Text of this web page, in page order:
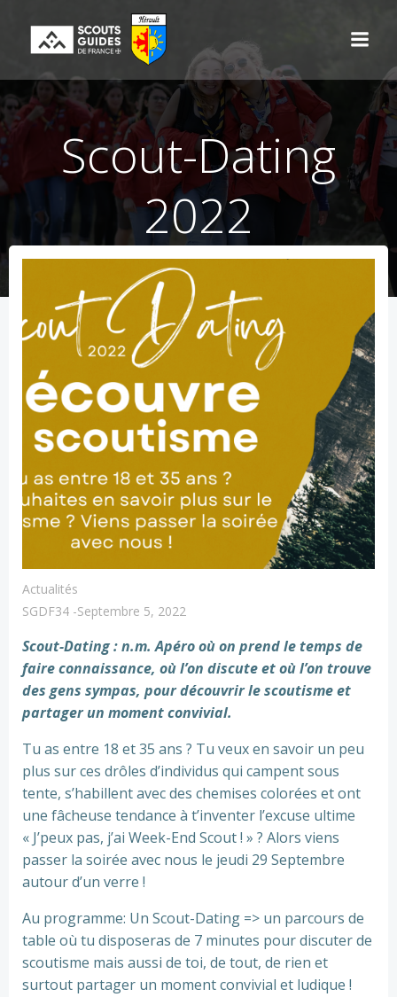
contenu
Scout-Dating
2022
Actualités
SGDF34 -Septembre 5, 2022
Scout-Dating : n.m. Apéro où on prend le temps de
faire connaissance, où l’on discute et où l’on trouve
des gens sympas, pour découvrir le scoutisme et
partager un moment convivial.
Tu as entre 18 et 35 ans ? Tu veux en savoir un peu
plus sur ces drôles d’individus qui campent sous
tente, s’habillent avec des chemises colorées et ont
une fâcheuse tendance à t’inventer l’excuse ultime
« J’peux pas, j’ai Week-End Scout ! » ? Alors viens
passer la soirée avec nous le jeudi 29 Septembre
autour d’un verre !
Au programme: Un Scout-Dating => un parcours de
table où tu disposeras de 7 minutes pour discuter de
scoutisme mais aussi de toi, de tout, de rien et
surtout partager un moment convivial et ludique !